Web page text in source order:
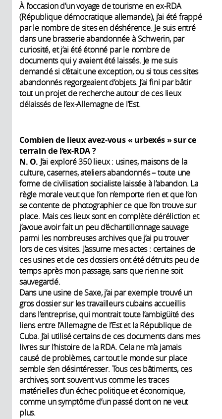
À l’occasion d’un voyage de tourisme en ex-RDA
(République démocratique allemande), j’ai été frappé
par le nombre de sites en déshérence. Je suis entré
dans une brasserie abandonnée à Schwerin, par
curiosité, et j’ai été étonné par le nombre de
documents qui y avaient été laissés. Je me suis
demandé si c’était une exception, ou si tous ces sites
abandonnés regorgeaient d’objets. J’ai fini par bâtir
tout un projet de recherche autour de ces lieux
délaissés de l’ex-Allemagne de l’Est.
Combien de lieux avez-vous « urbexés » sur ce
terrain de l’ex-RDA ?
N. O. J’ai exploré 350 lieux : usines, maisons de la
culture, casernes, ateliers abandonnés – toute une
forme de civilisation socialiste laissée à l’abandon. La
règle morale veut que l’on n’emporte rien et que l’on
se contente de photographier ce que l’on trouve sur
place. Mais ces lieux sont en complète déréliction et
j’avoue avoir fait un peu d’échantillonnage sauvage
parmi les nombreuses archives que j’ai pu trouver
lors de ces visites. J’assume mes actes : certaines de
ces usines et de ces dossiers ont été détruits peu de
temps après mon passage, sans que rien ne soit
sauvegardé.
Dans une usine de Saxe, j’ai par exemple trouvé un
gros dossier sur les travailleurs cubains accueillis
dans l’entreprise, qui montrait toute l’ambigüité des
liens entre l’Allemagne de l’Est et la République de
Cuba. J’ai utilisé certains de ces documents dans mes
livres sur l’histoire de la RDA. Cela ne m’a jamais
causé de problèmes, car tout le monde sur place
semble s’en désintéresser. Tous ces bâtiments, ces
archives, sont souvent vus comme les traces
matérielles d’un échec politique et économique,
comme un symptôme d’un passé dont on ne veut
plus.